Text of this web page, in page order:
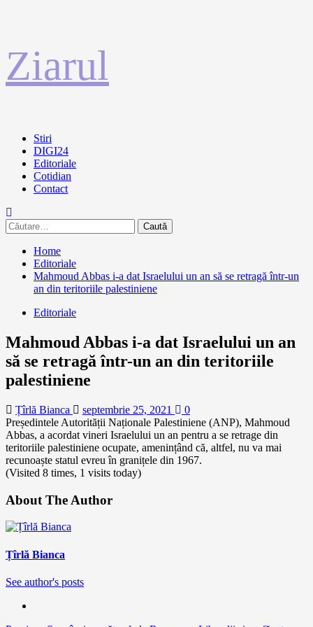
la
conținut
Ziarul
Primary
Menu
Stiri
DIGI24
Editoriale
Cotidian
Contact
Caută
după:
Home
Editoriale
Mahmoud Abbas i-a dat Israelului un an să se retragă într-un
an din teritoriile palestiniene
Editoriale
Mahmoud Abbas i-a dat Israelului un an
să se retragă într-un an din teritoriile
palestiniene
Țîrlă Bianca septembrie 25, 2021
0
Președintele Autorității Naționale Palestiniene (ANP), Mahmoud
Abbas, a acordat vineri Israelului un an pentru a se retrage din
teritoriile palestiniene ocupate, amenințând că, altfel, nu va mai
recunoaște statul evreu în granițele din 1967.
(Visited 8 times, 1 visits today)
About The Author
Țîrlă Bianca
See author's posts